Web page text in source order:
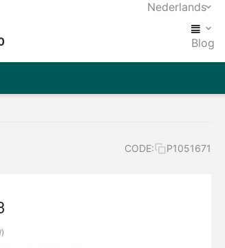
Nederlands
Blog
CODE: P1051671